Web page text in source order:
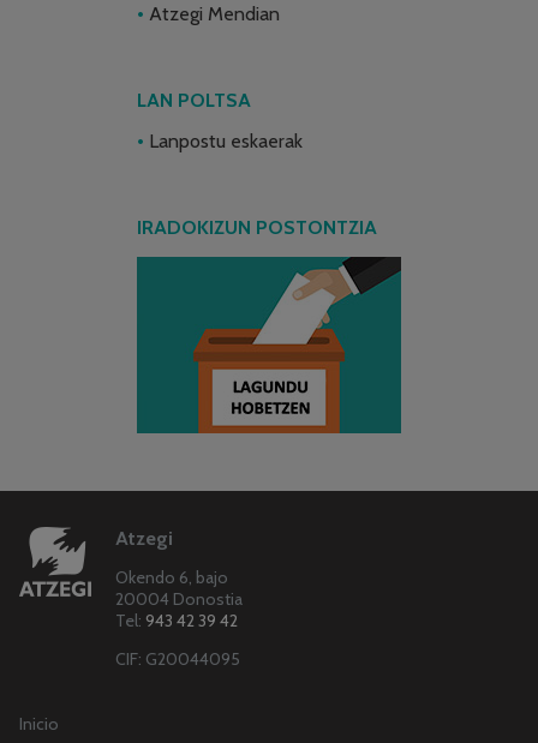
Atzegi Mendian
LAN POLTSA
Lanpostu eskaerak
IRADOKIZUN POSTONTZIA
Atzegi
Okendo 6, bajo
20004 Donostia
Tel: 943 42 39 42
CIF: G20044095
Inicio